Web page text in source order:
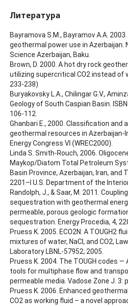
Литература
Bayramova S.M., Bayramov A.A.
geothermal power use in Azerbaijan.
Science Azerbaijan, Baku.
Brown, D. 2000. A hot dry rock
utilizing supercritical CO2 instead of
233-238)
Buryakovsky L.A., Chilingar G.V.,
Geology of South Caspian Basin.
106-112.
Ghanbari E., 2000. Classification
geothermal resources in Azerbaijan-
Energy Congress VI (WREC2000).
Linda S. Smith-Rouch, 2006.
Maykop/Diatom Total Petroleum
Basin Province, Azerbaijan, Iran, and
2201–I U.S. Department of the
Randolph, J., & Saar, M. 2011.
sequestration with geothermal
permeable, porous geologic
sequestration. Energy Procedia, 4,
Pruess K. 2005. ECO2N: A TOUGH2
mixtures of water, NaCl, and CO2,
Laboratory LBNL-57952; 2005.
Pruess K. 2004. The TOUGH codes
tools for multiphase flow and
permeable media. Vadose Zone J. 3:
Pruess K. 2006. Enhanced
CO2 as working fluid – a novel